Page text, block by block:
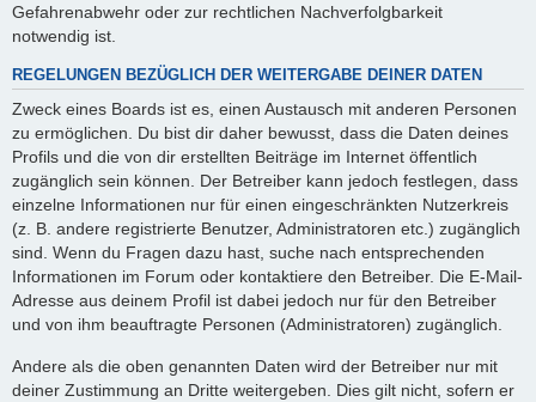
Gefahrenabwehr oder zur rechtlichen Nachverfolgbarkeit
notwendig ist.
REGELUNGEN BEZÜGLICH DER WEITERGABE DEINER DATEN
Zweck eines Boards ist es, einen Austausch mit anderen Personen
zu ermöglichen. Du bist dir daher bewusst, dass die Daten deines
Profils und die von dir erstellten Beiträge im Internet öffentlich
zugänglich sein können. Der Betreiber kann jedoch festlegen, dass
einzelne Informationen nur für einen eingeschränkten Nutzerkreis
(z. B. andere registrierte Benutzer, Administratoren etc.) zugänglich
sind. Wenn du Fragen dazu hast, suche nach entsprechenden
Informationen im Forum oder kontaktiere den Betreiber. Die E-Mail-
Adresse aus deinem Profil ist dabei jedoch nur für den Betreiber
und von ihm beauftragte Personen (Administratoren) zugänglich.
Andere als die oben genannten Daten wird der Betreiber nur mit
deiner Zustimmung an Dritte weitergeben. Dies gilt nicht, sofern er